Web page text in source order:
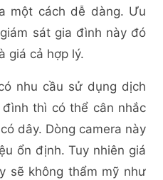
một cách dễ dàng. Ưu
sát gia đình này đó
giá cả hợp lý.
nhu cầu sử dụng dịch
thì có thể cân nhắc
dây. Dòng camera này
ổn định. Tuy nhiên giá
sẽ không thẩm mỹ như